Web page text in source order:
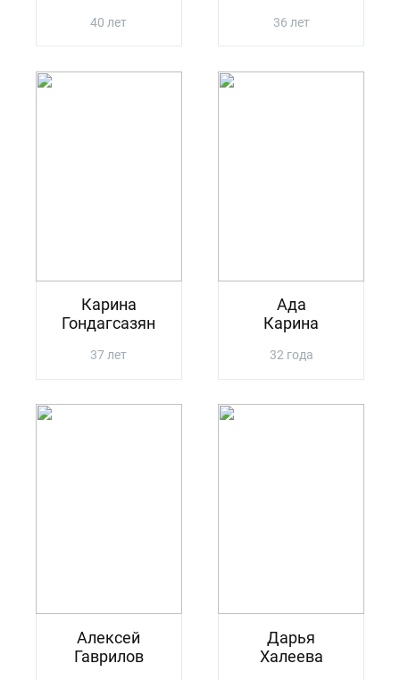
40 лет 36 лет
Карина
Гондагсазян
37 лет
Ада
Карина
32 года
Алексей
Гаврилов
Дарья
Халеева